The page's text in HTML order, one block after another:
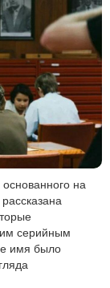
на
серийным
имя было